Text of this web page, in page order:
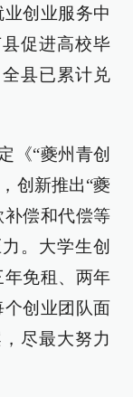
创业服务中
促进高校毕
县已累计兑
《“夔州青创
创新推出“夔
偿和代偿等
。大学生创
年免租、两年
创业团队面
尽最大努力